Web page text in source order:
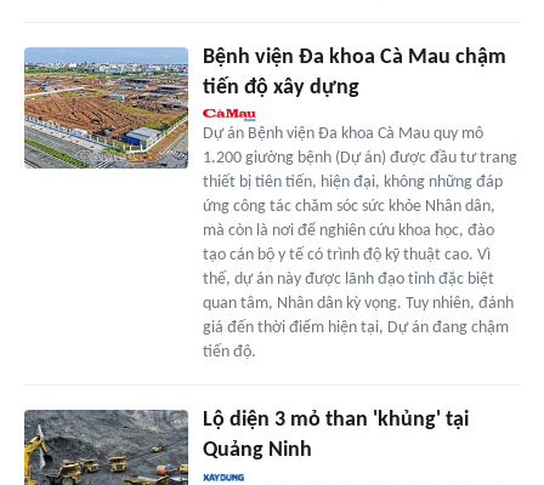
Bệnh viện Đa khoa Cà Mau chậm
tiến độ xây dựng
Dự án Bệnh viện Đa khoa Cà Mau quy mô
1.200 giường bệnh (Dự án) được đầu tư trang
thiết bị tiên tiến, hiện đại, không những đáp
ứng công tác chăm sóc sức khỏe Nhân dân,
mà còn là nơi để nghiên cứu khoa học, đào
tạo cán bộ y tế có trình độ kỹ thuật cao. Vì
thế, dự án này được lãnh đạo tỉnh đặc biệt
quan tâm, Nhân dân kỳ vọng. Tuy nhiên, đánh
giá đến thời điểm hiện tại, Dự án đang chậm
tiến độ.
Lộ diện 3 mỏ than 'khủng' tại
Quảng Ninh